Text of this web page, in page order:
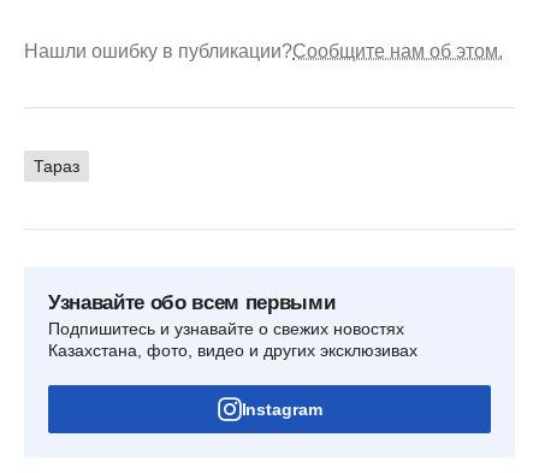
Нашли ошибку в публикации?Сообщите нам об этом.
Тараз
Узнавайте обо всем первыми
Подпишитесь и узнавайте о свежих новостях
Казахстана, фото, видео и других эксклюзивах
Instagram